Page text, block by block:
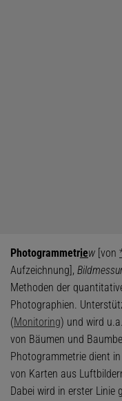
Photogrammetriew [von
Aufzeichnung],
Methoden der
Photographien.
(Monitoring) und wird
von Bäumen und
Photogrammetrie dient
von Karten aus
Dabei wird in erster Linie